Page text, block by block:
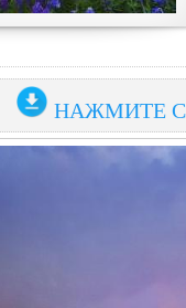
НАЖМИТЕ